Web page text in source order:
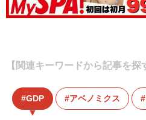
【関連キーワードから記事を探
GDP アベノミクス